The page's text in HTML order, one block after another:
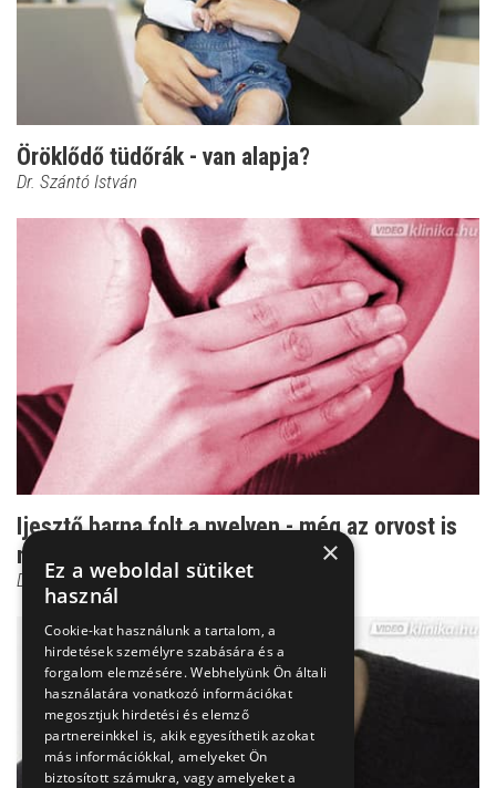
Öröklődő tüdőrák - van alapja?
Dr. Szántó István
Ijesztő barna folt a nyelven - még az orvost is
meglepte az ...
Dr. Szántó István
×
Ez a weboldal sütiket
használ
Cookie-kat használunk a tartalom, a
hirdetések személyre szabására és a
forgalom elemzésére. Webhelyünk Ön általi
használatára vonatkozó információkat
megosztjuk hirdetési és elemző
partnereinkkel is, akik egyesíthetik azokat
más információkkal, amelyeket Ön
biztosított számukra, vagy amelyeket a